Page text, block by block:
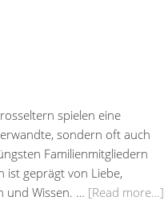
spielen eine
sondern oft auch
Familienmitgliedern
ist geprägt von Liebe,
und Wissen. … [Read more…]